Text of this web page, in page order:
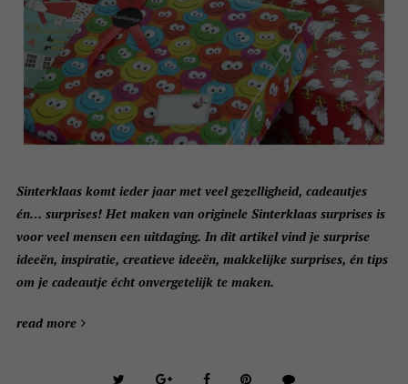
Sinterklaas komt ieder jaar met veel gezelligheid, cadeautjes
én… surprises! Het maken van originele Sinterklaas surprises is
voor veel mensen een uitdaging. In dit artikel vind je surprise
ideeën, inspiratie, creatieve ideeën, makkelijke surprises, én tips
om je cadeautje écht onvergetelijk te maken.
read more